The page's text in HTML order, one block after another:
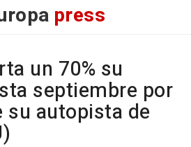
press
un 70% su
septiembre por
su autopista de